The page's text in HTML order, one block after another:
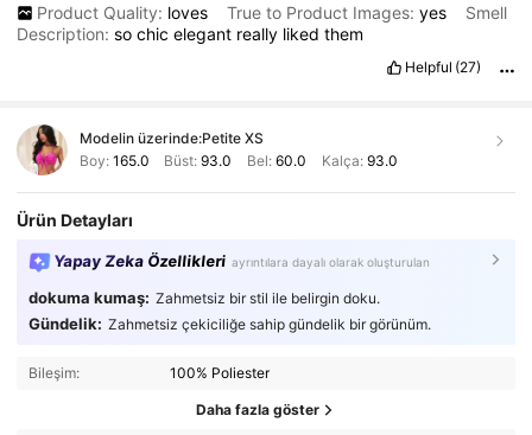
Product Quality: loves True to Product Images: yes
Smell
Description:sochicelegant really likedthem
Helpful (27)
Modelin üzerinde:Petite XS
Boy: 165.0 Büst:93.0 Bel: 60.0 Kalça: 93.0
Ürün Detayları
Yapay Zeka Özellikleri ayrıntılara dayalı olarak oluşturulan
dokuma kumaş: Zahmetsiz bir stil ile belirgin doku.
Gündelik: Zahmetsiz çekiciliğe sahip gündelik bir görünüm.
Bileşim: 100% Poliester
Daha fazla göster